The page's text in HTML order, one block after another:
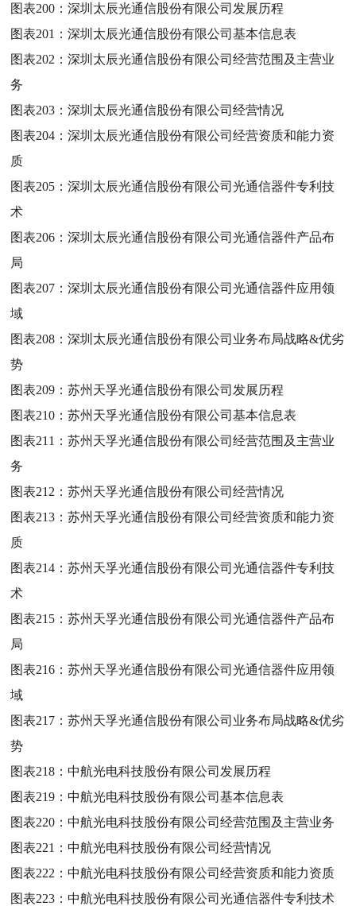
图表200：深圳太辰光通信股份有限公司发展历程
图表201：深圳太辰光通信股份有限公司基本信息表
图表202：深圳太辰光通信股份有限公司经营范围及主营业
务
图表203：深圳太辰光通信股份有限公司经营情况
图表204：深圳太辰光通信股份有限公司经营资质和能力资
质
图表205：深圳太辰光通信股份有限公司光通信器件专利技
术
图表206：深圳太辰光通信股份有限公司光通信器件产品布
局
图表207：深圳太辰光通信股份有限公司光通信器件应用领
域
图表208：深圳太辰光通信股份有限公司业务布局战略&优劣
势
图表209：苏州天孚光通信股份有限公司发展历程
图表210：苏州天孚光通信股份有限公司基本信息表
图表211：苏州天孚光通信股份有限公司经营范围及主营业
务
图表212：苏州天孚光通信股份有限公司经营情况
图表213：苏州天孚光通信股份有限公司经营资质和能力资
质
图表214：苏州天孚光通信股份有限公司光通信器件专利技
术
图表215：苏州天孚光通信股份有限公司光通信器件产品布
局
图表216：苏州天孚光通信股份有限公司光通信器件应用领
域
图表217：苏州天孚光通信股份有限公司业务布局战略&优劣
势
图表218：中航光电科技股份有限公司发展历程
图表219：中航光电科技股份有限公司基本信息表
图表220：中航光电科技股份有限公司经营范围及主营业务
图表221：中航光电科技股份有限公司经营情况
图表222：中航光电科技股份有限公司经营资质和能力资质
图表223：中航光电科技股份有限公司光通信器件专利技术